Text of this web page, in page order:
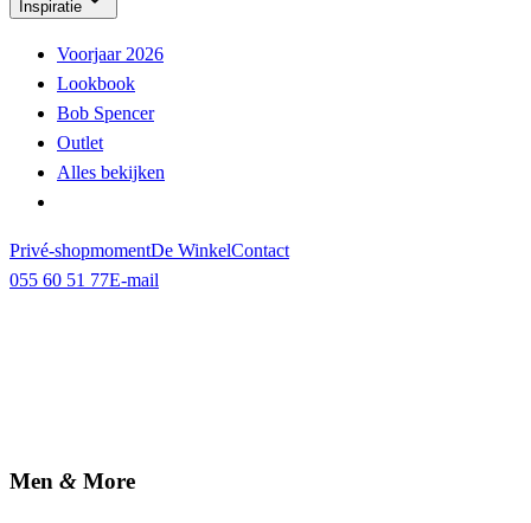
Inspiratie
Voorjaar 2026
Lookbook
Bob Spencer
Outlet
Alles bekijken
Privé-shopmomentDe WinkelContact
055 60 51 77E-mail
Men & More